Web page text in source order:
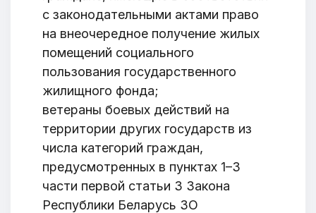
с законодательными актами право
на внеочередное получение жилых
помещений социального
пользования государственного
жилищного фонда;
ветераны боевых действий на
территории других государств из
числа категорий граждан,
предусмотренных в пунктах 1–3
части первой статьи 3 Закона
Республики Беларусь ЗО